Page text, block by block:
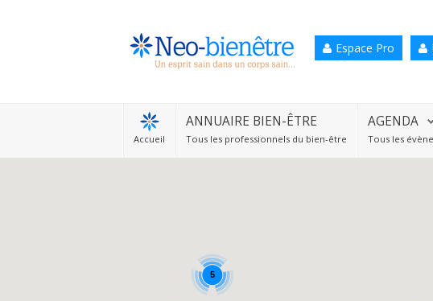
Espace Pro
Accueil
ANNUAIRE BIEN-ÊTRE
Tous les professionnels du bien-être
AGENDA
Tous les
5